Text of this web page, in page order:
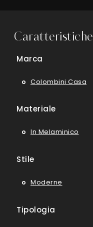
Caratteristiche
Marca
Colombini Casa
Materiale
In Melaminico
Stile
Moderne
Tipologia